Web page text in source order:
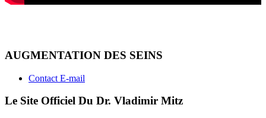
AUGMENTATION DES SEINS
Contact E-mail
Le Site Officiel Du Dr. Vladimir Mitz